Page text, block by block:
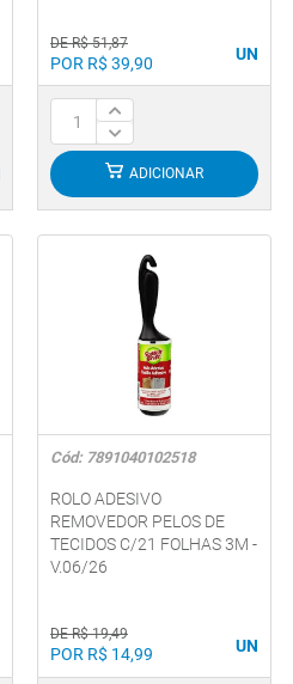
DE R$ 51,87
POR R$ 39,90 UN
ADICIONAR
Cód: 7891040102518
ROLO ADESIVO
REMOVEDOR PELOS DE
TECIDOS C/21 FOLHAS 3M -
V.06/26
DE R$ 19,49
POR R$ 14,99 UN